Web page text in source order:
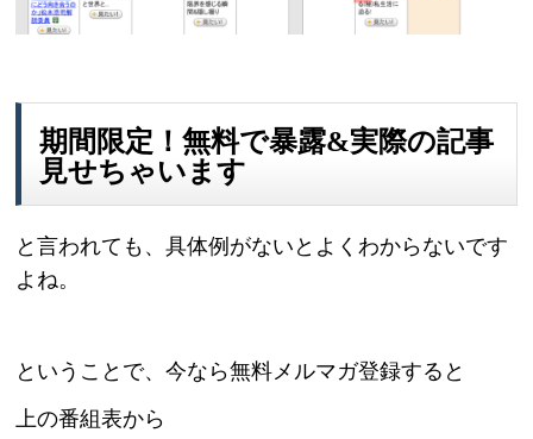
期間限定！無料で暴露&実際の記事
見せちゃいます
と言われても、具体例がないとよくわからないです
よね。
ということで、今なら無料メルマガ登録すると
上の番組表から